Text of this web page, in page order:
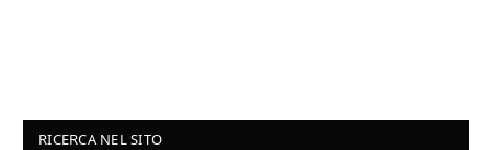
RICERCA NEL SITO